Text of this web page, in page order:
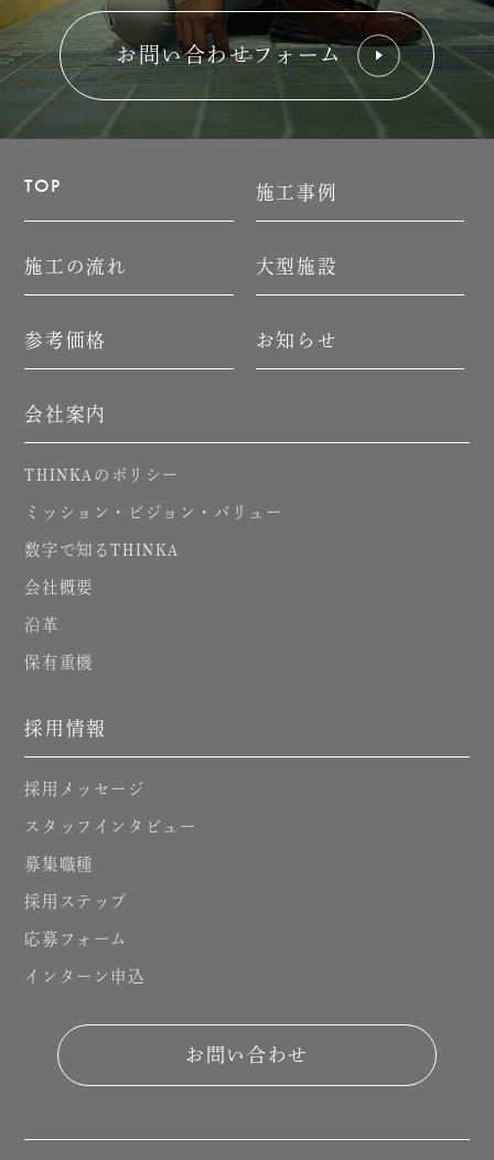
お問い合わせフォーム
TOP 施工事例
施工の流れ 大型施設
参考価格 お知らせ
会社案内
THINKA のポリシー
ミッション・ビジョン・バリュー
数字で知るTHINKA
会社概要
沿革
保有重機
採用情報
採用メッセージ
スタッフインタビュー
募集職種
採用ステップ
応募フォーム
インターン申込
お問い合わせ